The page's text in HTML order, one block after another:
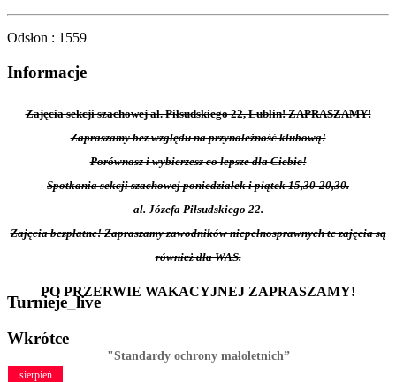
Odsłon : 1559
Informacje
Zajęcia sekcji szachowej al. Piłsudskiego 22, Lublin! ZAPRASZAMY!
Zapraszamy bez względu na przynależność klubową!
Porównasz i wybierzesz co lepsze dla Ciebie!
Spotkania sekcji szachowej poniedziałek i piątek 15,30-20,30.
al. Józefa Piłsudskiego 22.
Zajęcia bezpłatne! Zapraszamy zawodników niepełnosprawnych te zajęcia są
również dla WAS.
PO PRZERWIE WAKACYJNEJ ZAPRASZAMY!
"Standardy ochrony małoletnich”
Turnieje_live
Wkrótce
sierpień